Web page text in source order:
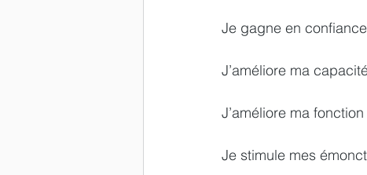
Je gagne en
J’améliore ma
J’améliore ma
Je stimule mes